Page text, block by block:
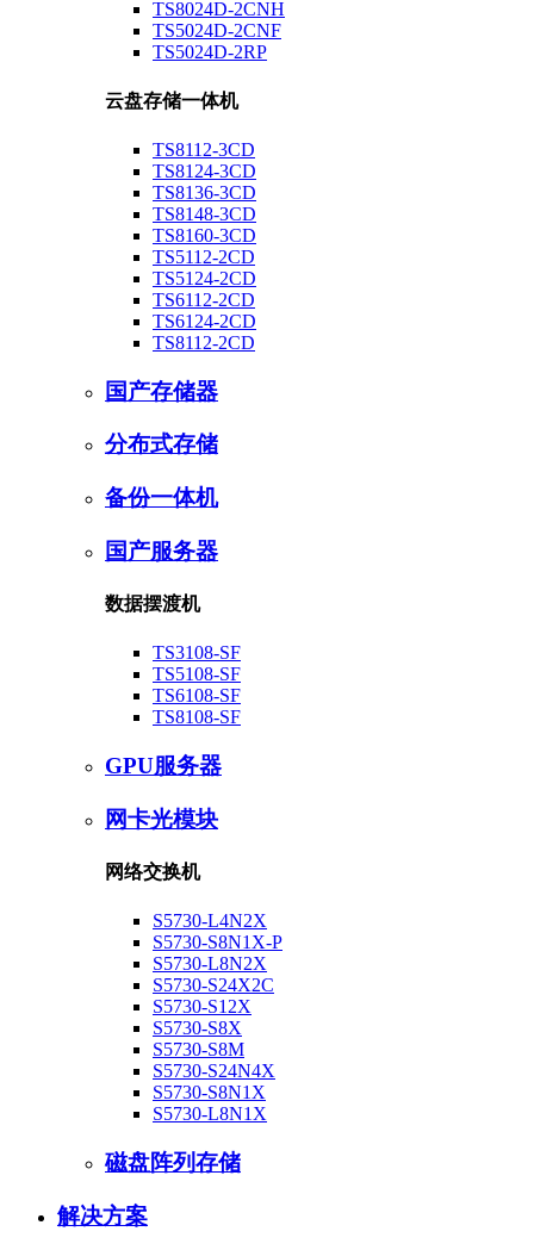
TS8024D-2CNH
TS5024D-2CNF
TS5024D-2RP
云盘存储一体机
TS8112-3CD
TS8124-3CD
TS8136-3CD
TS8148-3CD
TS8160-3CD
TS5112-2CD
TS5124-2CD
TS6112-2CD
TS6124-2CD
TS8112-2CD
国产存储器
分布式存储
备份一体机
国产服务器
数据摆渡机
TS3108-SF
TS5108-SF
TS6108-SF
TS8108-SF
GPU服务器
网卡光模块
网络交换机
S5730-L4N2X
S5730-S8N1X-P
S5730-L8N2X
S5730-S24X2C
S5730-S12X
S5730-S8X
S5730-S8M
S5730-S24N4X
S5730-S8N1X
S5730-L8N1X
磁盘阵列存储
解决方案